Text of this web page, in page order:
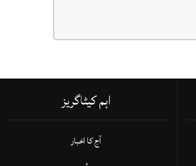
اہم کیٹاگریز
آج کا اخبار